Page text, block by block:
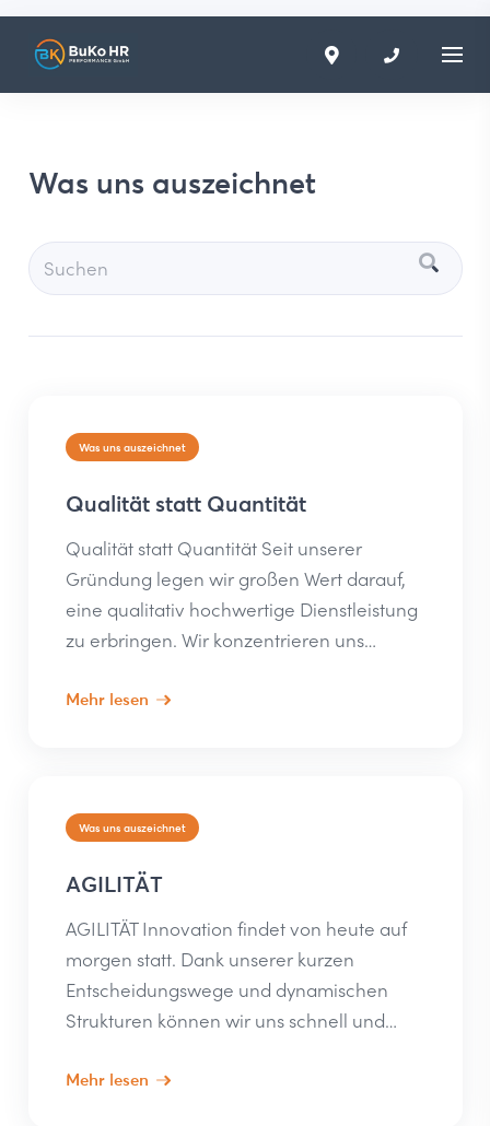
Was uns auszeichnet
Was uns auszeichnet
Qualität statt Quantität
Qualität statt Quantität Seit unserer
Gründung legen wir großen Wert darauf,
eine qualitativ hochwertige Dienstleistung
zu erbringen. Wir konzentrieren uns…
Mehr lesen
Was uns auszeichnet
AGILITÄT
AGILITÄT Innovation findet von heute auf
morgen statt. Dank unserer kurzen
Entscheidungswege und dynamischen
Strukturen können wir uns schnell und…
Mehr lesen